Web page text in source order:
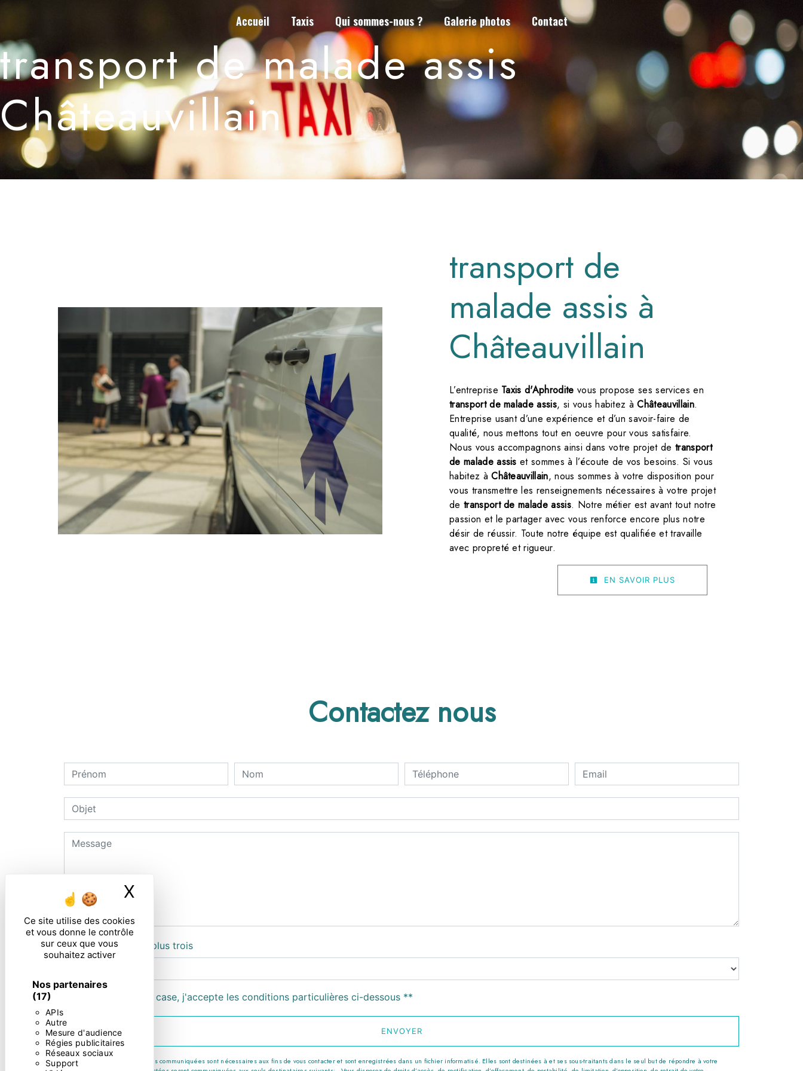
Ce site utilise des cookies
et vous donne le contrôle
sur ceux que vous
souhaitez activer
Nos partenaires
(17)
APIs
Autre
Mesure d'audience
Régies publicitaires
Réseaux sociaux
Support
X
Accueil Taxis Qui sommes-nous ? Galerie photos Contact
transport de malade assis
Châteauvillain
transport de
malade assis à
Châteauvillain
L’entreprise Taxis d'Aphrodite vous propose ses services en
transport de malade assis, si vous habitez àChâteauvillain.
Entreprise usant d’une expérience et d’un savoir-faire de
qualité, nous mettons tout en oeuvre pour vous satisfaire.
Nous vous accompagnons ainsi dans votre projet detransport
de malade assis et sommes à l’écoute de vos besoins. Si vous
habitez àChâteauvillain, nous sommes à votre disposition pour
vous transmettre les renseignements nécessaires à votre projet
de transport de malade assis. Notre métier est avant tout notre
passion et le partager avec vous renforce encore plus notre
désir de réussir. Toute notre équipe est qualifiée et travaille
avec propreté et rigueur.
EN SAVOIR PLUS
Contactez nous
Combien font cinq plus trois
En cochant cette case, j'accepte les conditions particulières ci-dessous **
ENVOYER
** Les données personnelles communiquées sont nécessaires aux fins de vous contacter et sont enregistrées dans un fichier informatisé. Elles sont destinées à et ses sous-traitants dans le seul but de répondre à votre